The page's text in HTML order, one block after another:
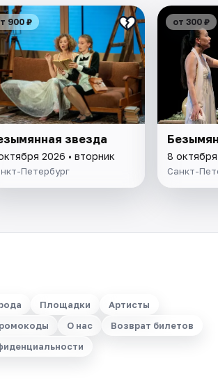
900 ₽
звезда
2026 • вторник
Петербург
от 300 ₽
8
Санкт-
Площадки
Артисты
О нас
Возврат билетов